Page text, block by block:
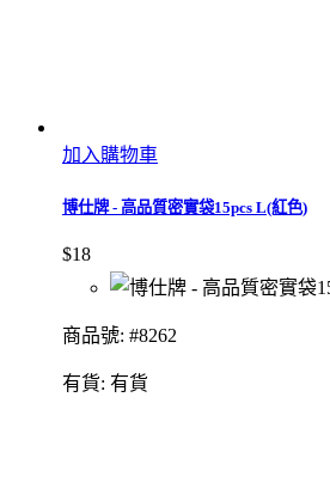
加入購物車
博仕牌 - 高品質密實袋15pcs L(紅色)
$18
商品號: #8262
有貨: 有貨